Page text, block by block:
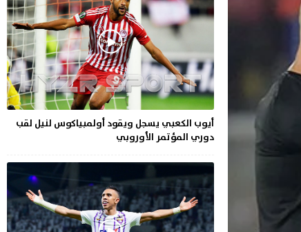
أيوب الكعبي يسجل ويقود أولمبياكوس لنيل لقب
دوري المؤتمر الأوروبي